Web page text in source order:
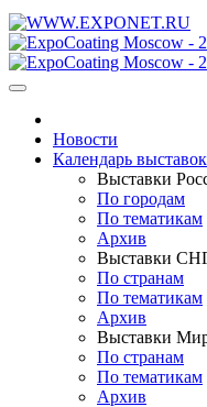
Новости
Календарь выставок
Выставки
По городам
По тематикам
Архив
Выставки
По странам
По тематикам
Архив
Выставки
По странам
По тематикам
Архив